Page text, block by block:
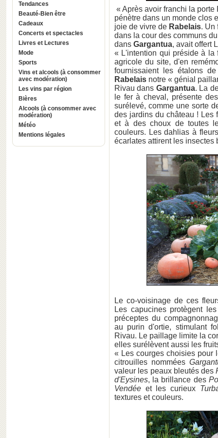
Tendances
Beauté-Bien être
Cadeaux
Concerts et spectacles
Livres et Lectures
Mode
Sports
Vins et alcools (à consommer
avec modération)
Les vins par région
Bières
Alcools (à consommer avec
modération)
Météo
Mentions légales
« Après avoir franchi la
pénètre dans un monde clos
joie de vivre de Rabelais. Un
dans la cour des communs
dans Gargantua, avait offert
« L'intention qui préside à la
agricole du site, d'en
fournissaient les étalons
Rabelais notre « génial
Rivau dans Gargantua. La
le fer à cheval, présente
surélevé, comme une sorte
des jardins du château ! Les
et à des choux de toutes
couleurs. Les dahlias à
écarlates attirent les insectes
Le co-voisinage de ces
Les capucines protègent
préceptes du
au purin d'ortie, stimulant
Rivau. Le paillage limite la
elles surélèvent aussi les
« Les courges choisies pour
citrouilles nommées
valeur les peaux bleutés des
d'Eysines, la brillance des
Vendée et les curieux
textures et couleurs.